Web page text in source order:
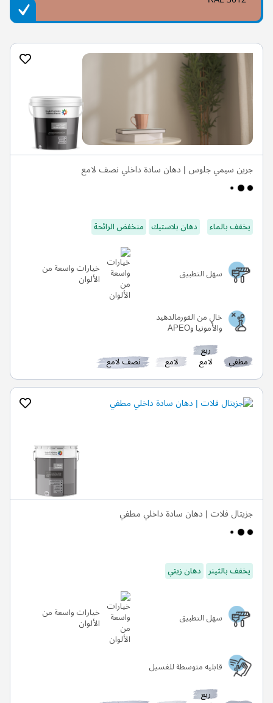
جرين سيمي جلوس | دهان سادة داخلي نصف لامع
يخفف بالماء دهان بلاستيك منخفض الرائحة
سهل التطبيق خيارات واسعة من
الألوان
خالٍ من الفورمالدهيد
والأمونيا وAPEO
مطفي
ربع
لامع لامع نصف لامع
جزيتال فلات | دهان سادة داخلي مطفي
يخفف بالثينر دهان زيتي
سهل التطبيق خيارات واسعة من
الألوان
قابليه متوسطة للغسيل
ربع